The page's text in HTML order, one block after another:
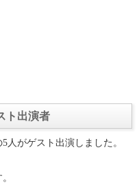
ト出演者
人がゲスト出演しました。